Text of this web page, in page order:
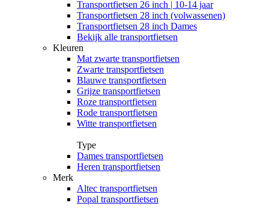
Transportfietsen 26 inch | 10-14 jaar
Transportfietsen 28 inch (volwassenen)
Transportfietsen 28 inch Dames
Bekijk alle transportfietsen
Kleuren
Mat zwarte transportfietsen
Zwarte transportfietsen
Blauwe transportfietsen
Grijze transportfietsen
Roze transportfietsen
Rode transportfietsen
Witte transportfietsen
Type
Dames transportfietsen
Heren transportfietsen
Merk
Altec transportfietsen
Popal transportfietsen